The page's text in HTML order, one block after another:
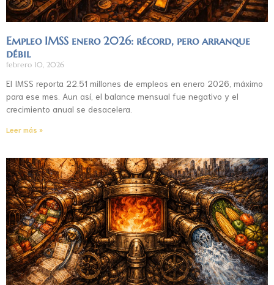
Empleo IMSS enero 2026: récord, pero arranque
débil
febrero 10, 2026
El IMSS reporta 22.51 millones de empleos en enero 2026, máximo
para ese mes. Aun así, el balance mensual fue negativo y el
crecimiento anual se desacelera.
Leer más »